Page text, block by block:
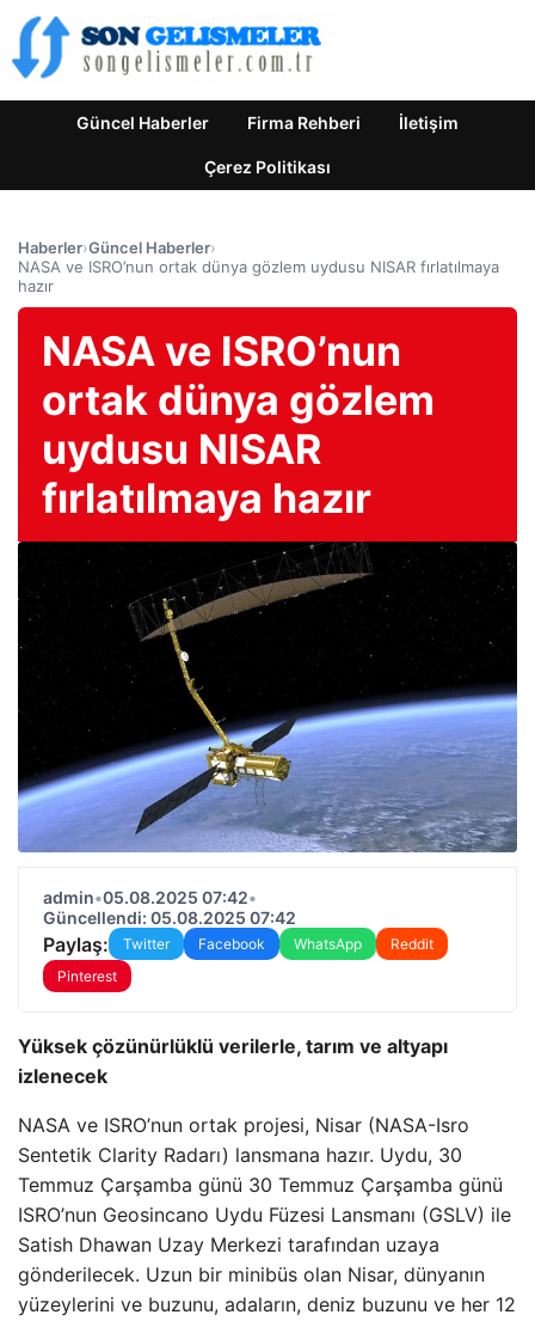
Güncel Haberler Firma Rehberi İletişim
Çerez Politikası
Haberler›Güncel Haberler›
NASA ve ISRO’nun ortak dünya gözlem uydusu NISAR fırlatılmaya
hazır
NASA ve ISRO’nun
ortak dünya gözlem
uydusu NISAR
fırlatılmaya hazır
admin•05.08.2025 07:42•
Güncellendi: 05.08.2025 07:42
Paylaş: Twitter Facebook WhatsApp
Reddit
Pinterest
Yüksek çözünürlüklü verilerle, tarım ve altyapı
izlenecek
NASA ve ISRO’nun ortak projesi, Nisar (NASA-Isro
Sentetik Clarity Radarı) lansmana hazır. Uydu, 30
Temmuz Çarşamba günü 30 Temmuz Çarşamba günü
ISRO’nun Geosincano Uydu Füzesi Lansmanı (GSLV) ile
Satish Dhawan Uzay Merkezi tarafından uzaya
gönderilecek. Uzun bir minibüs olan Nisar, dünyanın
yüzeylerini ve buzunu, adaların, deniz buzunu ve her 12